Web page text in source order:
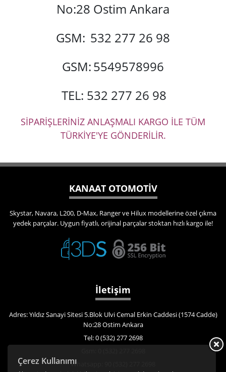
No:28 Ostim Ankara
GSM: 532 277 26 98
GSM:5549578996
TEL: 532 277 26 98
SİPARİŞLERİNİZ ANLAŞMALI KARGO İLE TÜM
TÜRKİYE'YE GÖNDERİLİR.
Çerez Kullanımı
KANAAT OTOMOTİV
Skystar, Navara, L200, D-Max, Ranger ve Hilux modellerine özel çıkma
yedek parçalar. Uygun fiyatlı, orijinal parçalar stoktan hızlı kargo ile!
İletişim
Adres: Yıldız Sanayi Sitesi 5.Blok Ulvi Cemal Erkin Caddesi (1574 Cadde)
No:28 Ostim Ankara
Tel: 0 (532) 277 2698
Whatsapp: 90 (532) 277 2698